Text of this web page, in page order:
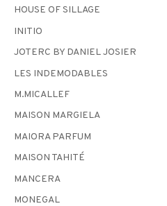
HOUSE OF SILLAGE
INITIO
JOTERC BY DANIEL JOSIER
LES INDEMODABLES
M.MICALLEF
MAISON MARGIELA
MAIORA PARFUM
MAISON TAHITÉ
MANCERA
MONEGAL